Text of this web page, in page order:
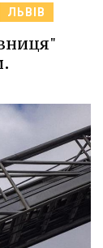
ЛЬВІВ